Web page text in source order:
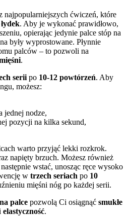
najpopularniejszych ćwiczeń, które
. Aby je wykonać prawidłowo,
opierając jedynie palce stóp na
były wyprostowane. Płynnie
palców – to pozwoli na
.
serii po 10-12 powtórzeń. Aby
możesz:
jednej nodze,
pozycji na kilka sekund,
warto przyjąć lekki rozkrok.
napięty brzuch. Możesz również
wstać, unosząc ręce wysoko
w trzech seriach po 10
mięśni nóg po każdej serii.
palce pozwolą Ci osiągnąć smukłe
elastyczność.